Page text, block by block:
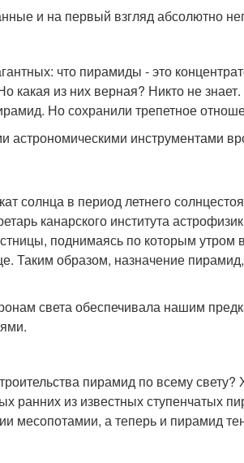
и на первый взгляд абсолютно
что пирамиды - это
какая из них верная? Никто не
Но сохранили трепетное
инструментами
солнца в период летнего
канарского института
поднимаясь по которым утром
Таким образом, назначение
света обеспечивала нашим
пирамид по всему свету?
ранних из известных ступенчатых
месопотамии, а теперь и пирамид